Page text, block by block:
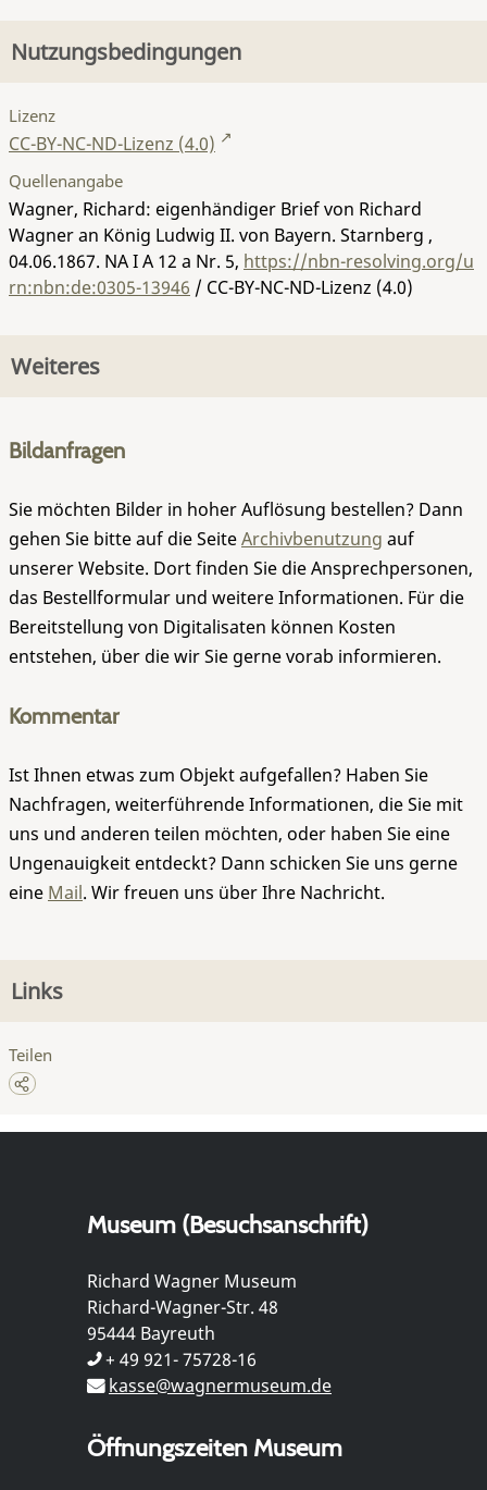
Nutzungsbedingungen
Lizenz
CC-BY-NC-ND-Lizenz (4.0)
Quellenangabe
Wagner, Richard: eigenhändiger Brief von Richard
Wagner an König Ludwig II. von Bayern. Starnberg ,
04.06.1867. NA I A 12 a Nr. 5, https://nbn-resolving.org/u
rn:nbn:de:0305-13946 / CC-BY-NC-ND-Lizenz (4.0)
Weiteres
Bildanfragen
Sie möchten Bilder in hoher Auflösung bestellen? Dann
gehen Sie bitte auf die SeiteArchivbenutzung auf
unserer Website. Dort finden Sie die Ansprechpersonen,
das Bestellformular und weitere Informationen. Für die
Bereitstellung von Digitalisaten können Kosten
entstehen, über die wir Sie gerne vorab informieren.
Kommentar
Ist Ihnen etwas zum Objekt aufgefallen? Haben Sie
Nachfragen, weiterführende Informationen, die Sie mit
uns und anderen teilen möchten, oder haben Sie eine
Ungenauigkeit entdeckt? Dann schicken Sie uns gerne
eine Mail. Wir freuen uns über Ihre Nachricht.
Links
Teilen
Museum (Besuchsanschrift)
Richard Wagner Museum
Richard-Wagner-Str. 48
95444 Bayreuth
+ 49 921- 75728-16
kasse@wagnermuseum.de
Öffnungszeiten Museum